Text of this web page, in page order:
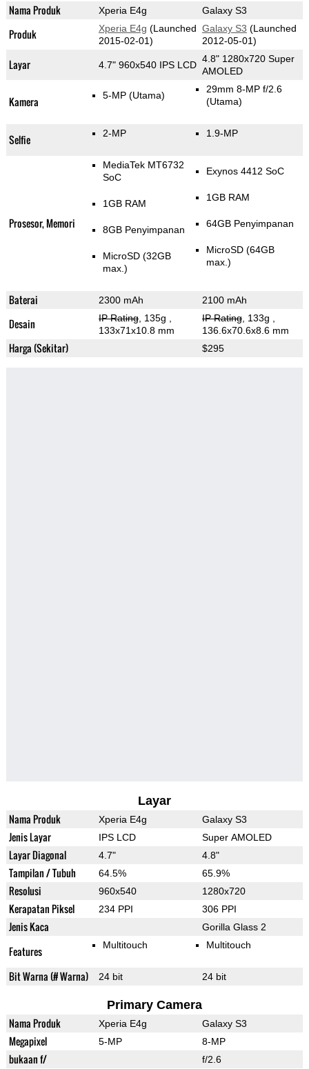
Nama Produk Xperia E4g Galaxy S3
Produk Xperia E4g (Launched
2015-02-01)
Galaxy S3 (Launched
2012-05-01)
Layar 4.7" 960x540 IPS LCD
4.8" 1280x720 Super
AMOLED
Kamera 5-MP (Utama)
29mm 8-MP f/2.6
(Utama)
Selfie 2-MP 1.9-MP
Prosesor, Memori
MediaTek MT6732
SoC
1GB RAM
8GB Penyimpanan
MicroSD (32GB
max.)
Exynos 4412 SoC
1GB RAM
64GB Penyimpanan
MicroSD (64GB
max.)
Baterai 2300 mAh 2100 mAh
Desain IP Rating, 135g
133x71x10.8 mm
IP Rating, 133g
136.6x70.6x8.6 mm
Harga (Sekitar) $295
Layar
Nama Produk Xperia E4g Galaxy S3
Jenis Layar IPS LCD Super AMOLED
Layar Diagonal 4.7" 4.8"
Tampilan / Tubuh 64.5% 65.9%
Resolusi 960x540 1280x720
Kerapatan Piksel 234 PPI 306 PPI
Jenis Kaca Gorilla Glass 2
Features Multitouch Multitouch
Bit Warna (# Warna) 24 bit 24 bit
Primary Camera
Nama Produk Xperia E4g Galaxy S3
Megapixel 5-MP 8-MP
bukaan f/ f/2.6